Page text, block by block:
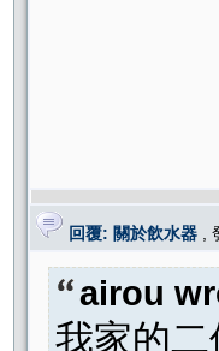
回覆: 關於飲水器 ,
airou
我家的